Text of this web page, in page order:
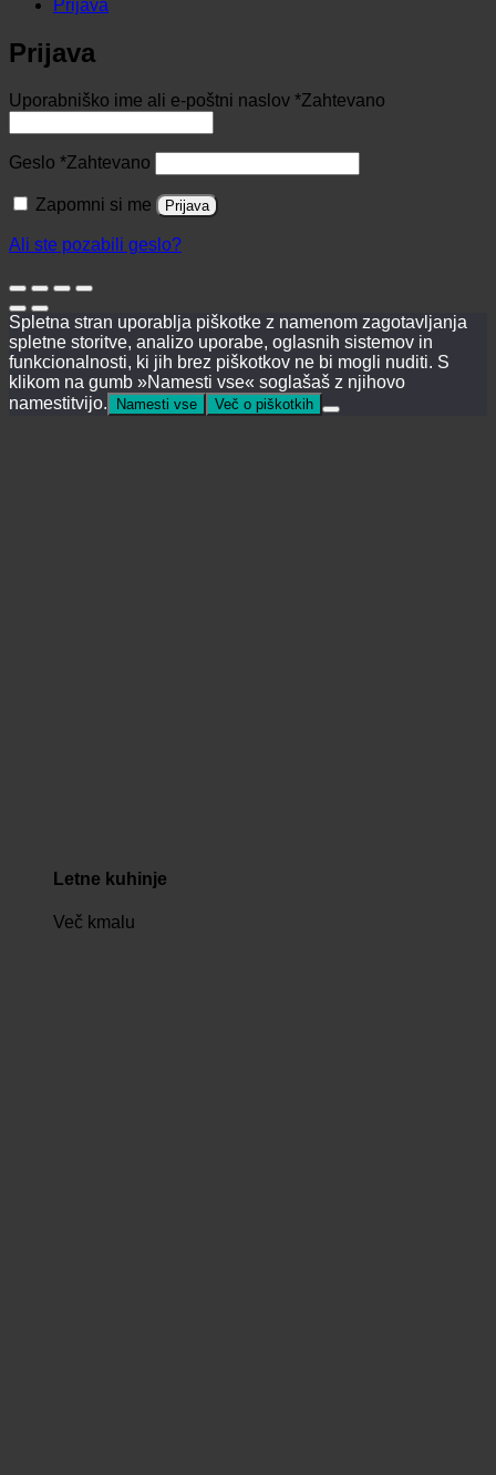
Letne kuhinje
Več kmalu
Prijava
Prijava
Uporabniško ime ali e-poštni naslov *Zahtevano
Geslo *Zahtevano
Zapomni si me Prijava
Ali ste pozabili geslo?
Spletna stran uporablja piškotke z namenom zagotavljanja
spletne storitve, analizo uporabe, oglasnih sistemov in
funkcionalnosti, ki jih brez piškotkov ne bi mogli nuditi. S
klikom na gumb »Namesti vse« soglašaš z njihovo
namestitvijo.
Namesti vse Več o piškotkih